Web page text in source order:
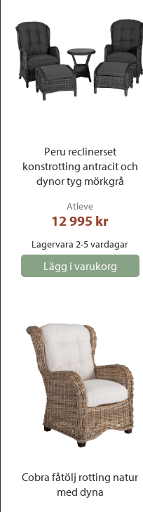
Peru reclinerset
konstrotting antracit och
dynor tyg mörkgrå
Atleve
12 995 kr
Lagervara 2-5 vardagar
Lägg i varukorg
Cobra fåtölj rotting natur
med dyna